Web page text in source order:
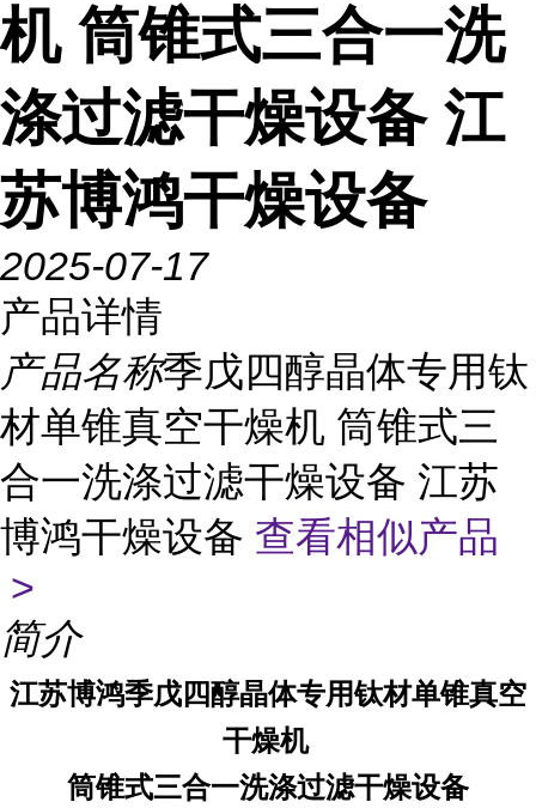
机 筒锥式三合一洗
涤过滤干燥设备 江
苏博鸿干燥设备
2025-07-17
产品详情
产品名称季戊四醇晶体专用钛
材单锥真空干燥机 筒锥式三
合一洗涤过滤干燥设备 江苏
博鸿干燥设备 查看相似产品
>
简介
江苏博鸿季戊四醇晶体专用钛材单锥真空
干燥机
筒锥式三合一洗涤过滤干燥设备